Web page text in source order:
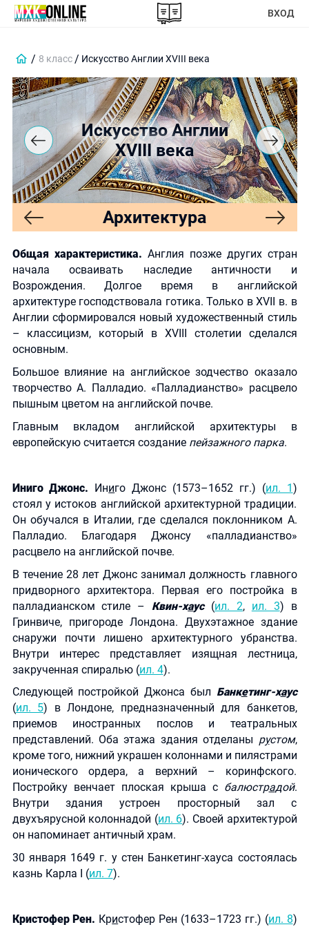
ВХОД
8 класс Искусство Англии XVIII века
Искусство Англии
XVIII века
Архитектура
Общая характеристика. Англия позже других стран
начала осваивать наследие античности и
Возрождения. Долгое время в английской
архитектуре господствовала готика. Только в XVII в. в
Англии сформировался новый художественный стиль
– классицизм, который в XVIII столетии сделался
основным.
Большое влияние на английское зодчество оказало
творчество А. Палладио. «Палладианство» расцвело
пышным цветом на английской почве.
Главным вкладом английской архитектуры в
европейскую считается создание пейзажного парка.
Иниго Джонс. Иниго Джонс (1573–1652 гг.) (ил. 1)
стоял у истоков английской архитектурной традиции.
Он обучался в Италии, где сделался поклонником А.
Палладио. Благодаря Джонсу «палладианство»
расцвело на английской почве.
В течение 28 лет Джонс занимал должность главного
придворного архитектора. Первая его постройка в
палладианском стиле –
Квин-хаус(ил. 2, ил. 3) в
Гринвиче, пригороде Лондона. Двухэтажное здание
снаружи почти лишено архитектурного убранства.
Внутри интерес представляет изящная лестница,
закрученная спиралью (ил. 4).
Следующей постройкой Джонса был Банкетинг-хаус
(ил. 5) в Лондоне, предназначенный для банкетов,
приемов иностранных послов и театральных
представлений. Оба этажа здания отделаны рустом,
кроме того, нижний украшен колоннами и пилястрами
ионического ордера, а верхний – коринфского.
Постройку венчает плоская крыша с балюстрадой.
Внутри здания устроен просторный зал с
двухъярусной колоннадой (ил. 6). Своей архитектурой
он напоминает античный храм.
30 января 1649 г. у стен Банкетинг-хауса состоялась
казнь Карла I (ил. 7).
Кристофер Рен. Кристофер Рен (1633–1723 гг.) (ил. 8)